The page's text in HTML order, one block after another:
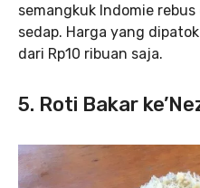
semangkuk Indomie
sedap. Harga yang
dari Rp10 ribuan saja.
5. Roti Bakar